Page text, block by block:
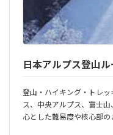
日本アルプス登山
登山・ハイキング・トレ
ス、中央アルプス、富士
心とした難易度や核心部の